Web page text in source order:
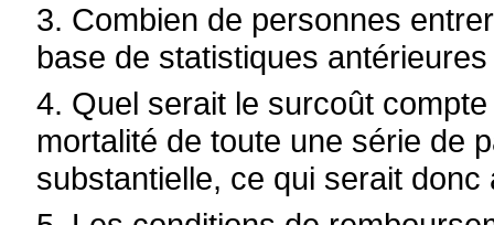
3. Combien de personnes
base de statistiques
4. Quel serait le surcoût
mortalité de toute une série de
substantielle, ce qui serait